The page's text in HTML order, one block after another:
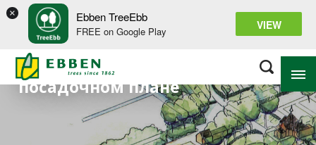
× Ebben TreeEbb
FREE on Google Play VIEW
О ПИТОМНИКЕ EBBEN
Деревья в
посадочном плане